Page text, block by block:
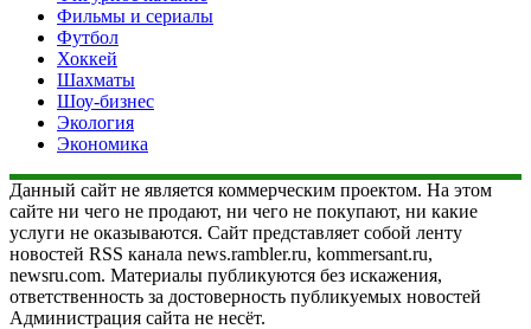
Фильмы и сериалы
Футбол
Хоккей
Шахматы
Шоу-бизнес
Экология
Экономика
Данный сайт не является коммерческим проектом. На этом
сайте ни чего не продают, ни чего не покупают, ни какие
услуги не оказываются. Сайт представляет собой ленту
новостей RSS канала news.rambler.ru, kommersant.ru,
newsru.com. Материалы публикуются без искажения,
ответственность за достоверность публикуемых новостей
Администрация сайта не несёт.